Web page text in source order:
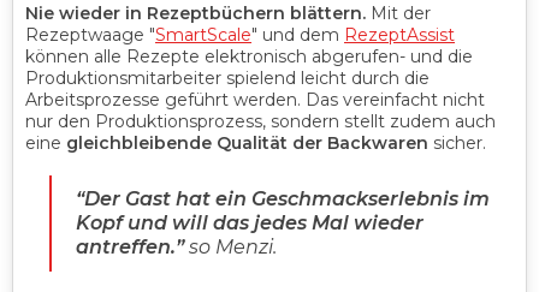
Nie wieder in Rezeptbüchern blättern. Mit der
Rezeptwaage "SmartScale" und dem RezeptAssist
können alle Rezepte elektronisch abgerufen- und die
Produktionsmitarbeiter spielend leicht durch die
Arbeitsprozesse geführt werden. Das vereinfacht nicht
nur den Produktionsprozess, sondern stellt zudem auch
eine gleichbleibende Qualität der Backwaren sicher.
“Der Gast hat ein Geschmackserlebnis im
Kopf und will das jedes Mal wieder
antreffen.”so Menzi.